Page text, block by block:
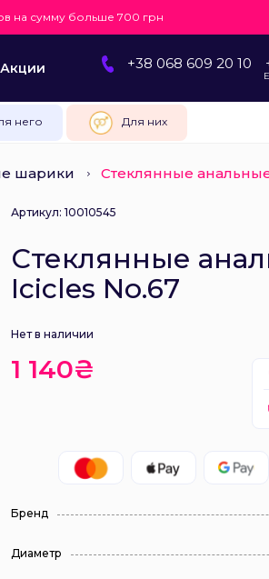
на сумму больше 700 грн
Акции +38 068 609 20 10
него Для них
шарики Стеклянные
Артикул: 10010545
Стеклянные
Icicles No.67
Нет в наличии
1 140₴
Бренд
Диаметр